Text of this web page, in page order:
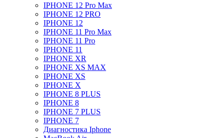
IPHONE 12 Pro Max
IPHONE 12 PRO
IPHONE 12
IPHONE 11 Pro Max
IPHONE 11 Pro
IPHONE 11
IPHONE XR
IPHONE XS MAX
IPHONE XS
IPHONE X
IPHONE 8 PLUS
IPHONE 8
IPHONE 7 PLUS
IPHONE 7
Диагностика Iphone